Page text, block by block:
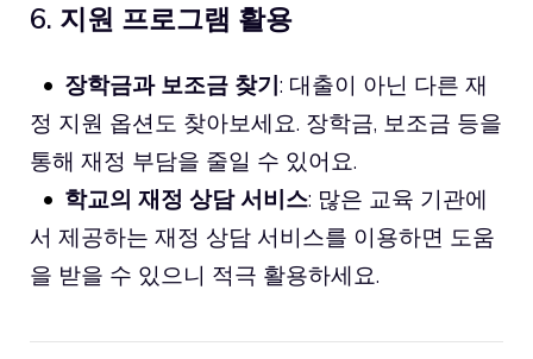
6. 지원 프로그램 활용
장학금과 보조금 찾기 : 대출이 아닌 다른 재
정 지원 옵션도 찾아보세요. 장학금, 보조금 등을
통해 재정 부담을 줄일 수 있어요.
학교의 재정 상담 서비스: 많은 교육 기관에
서 제공하는 재정 상담 서비스를 이용하면 도움
을 받을 수 있으니 적극 활용하세요.